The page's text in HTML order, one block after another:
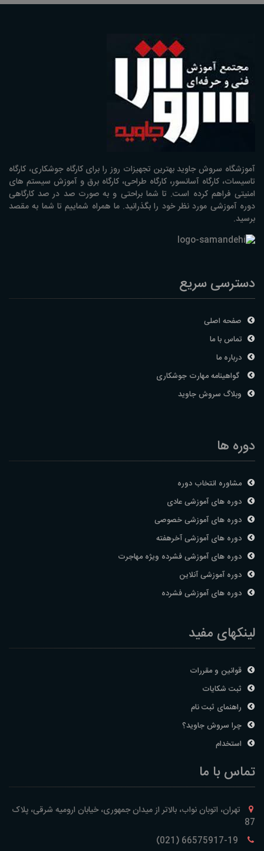
آموزشگاه سروش جاوید بهترین تجهیزات روز را برای کارگاه جوشکاری، کارگاه
تاسیسات، کارگاه آسانسور، کارگاه طراحی، کارگاه برق و آموزش سیستم های
امنیتی فراهم کرده است. تا شما براحتی و به صورت صد در صد کارگاهی
دوره آموزشی مورد نظر خود را بگذرانید. ما همراه شماییم تا شما به مقصد
برسید.
دسترسی سریع
صفحه اصلی
تماس با ما
درباره ما
گواهینامه مهارت جوشکاری
وبلاگ سروش جاوید
دوره ها
مشاوره انتخاب دوره
دوره های آموزشی عادی
دوره های آموزشی خصوصی
دوره های آموزشی آخرهفته
دوره های آموزشی فشرده ویژه مهاجرت
دوره آموزشی آنلاین
دوره های آموزشی فشرده
لینکهای مفید
قوانین و مقررات
ثبت شکایات
راهنمای ثبت نام
چرا سروش جاوید؟
استخدام
تماس با ما
تهران، اتوبان نواب، بالاتر از میدان جمهوری، خیابان ارومیه شرقی، پلاک
87